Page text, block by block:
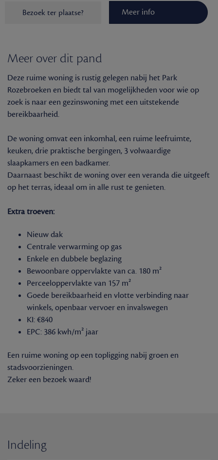
Bezoek ter plaatse? Meer info
Meer over dit pand
Deze ruime woning is rustig gelegen nabij het Park
Rozebroeken en biedt tal van mogelijkheden voor wie op
zoek is naar een gezinswoning met een uitstekende
bereikbaarheid.
De woning omvat een inkomhal, een ruime leefruimte,
keuken, drie praktische bergingen, 3 volwaardige
slaapkamers en een badkamer.
Daarnaast beschikt de woning over een veranda die uitgeeft
op het terras, ideaal om in alle rust te genieten.
Extra troeven:
Nieuw dak
Centrale verwarming op gas
Enkele en dubbele beglazing
Bewoonbare oppervlakte van ca. 180 m²
Perceeloppervlakte van 157 m²
Goede bereikbaarheid en vlotte verbinding naar
winkels, openbaar vervoer en invalswegen
KI: €840
EPC: 386 kwh/m² jaar
Een ruime woning op een topligging nabij groen en
stadsvoorzieningen.
Zeker een bezoek waard!
Indeling